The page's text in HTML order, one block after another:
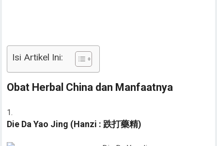
Isi Artikel Ini:
Obat Herbal China dan Manfaatnya
Die Da Yao Jing (Hanzi : 跌打藥精)